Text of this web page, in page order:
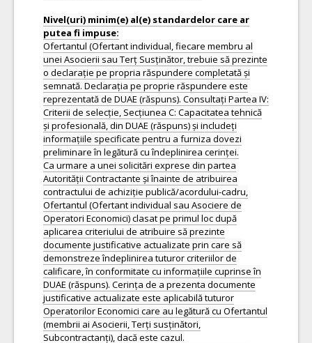
Nivel(uri) minim(e) al(e) standardelor care ar
Ofertantul (Ofertant individual, fiecare membru al
unei Asocierii sau Terț Susținător, trebuie să prezinte
o declarație pe propria răspundere completată și
semnată. Declarația pe proprie răspundere este
reprezentată de DUAE (răspuns). Consultați Partea IV:
Criterii de selecție, Secțiunea C: Capacitatea tehnică
și profesională, din DUAE (răspuns) și includeți
informațiile specificate pentru a furniza dovezi
preliminare în legătură cu îndeplinirea cerinței.
Ca urmare a unei solicitări exprese din partea
Autorității Contractante și înainte de atribuirea
contractului de achiziție publică/acordului-cadru,
Ofertantul (Ofertant individual sau Asociere de
Operatori Economici) clasat pe primul loc după
aplicarea criteriului de atribuire să prezinte
documente justificative actualizate prin care să
demonstreze îndeplinirea tuturor criteriilor de
calificare, în conformitate cu informațiile cuprinse în
DUAE (răspuns). Cerința de a prezenta documente
justificative actualizate este aplicabilă tuturor
Operatorilor Economici care au legătură cu Ofertantul
(membrii ai Asocierii, Terți susținători,
Subcontractanți), dacă este cazul.